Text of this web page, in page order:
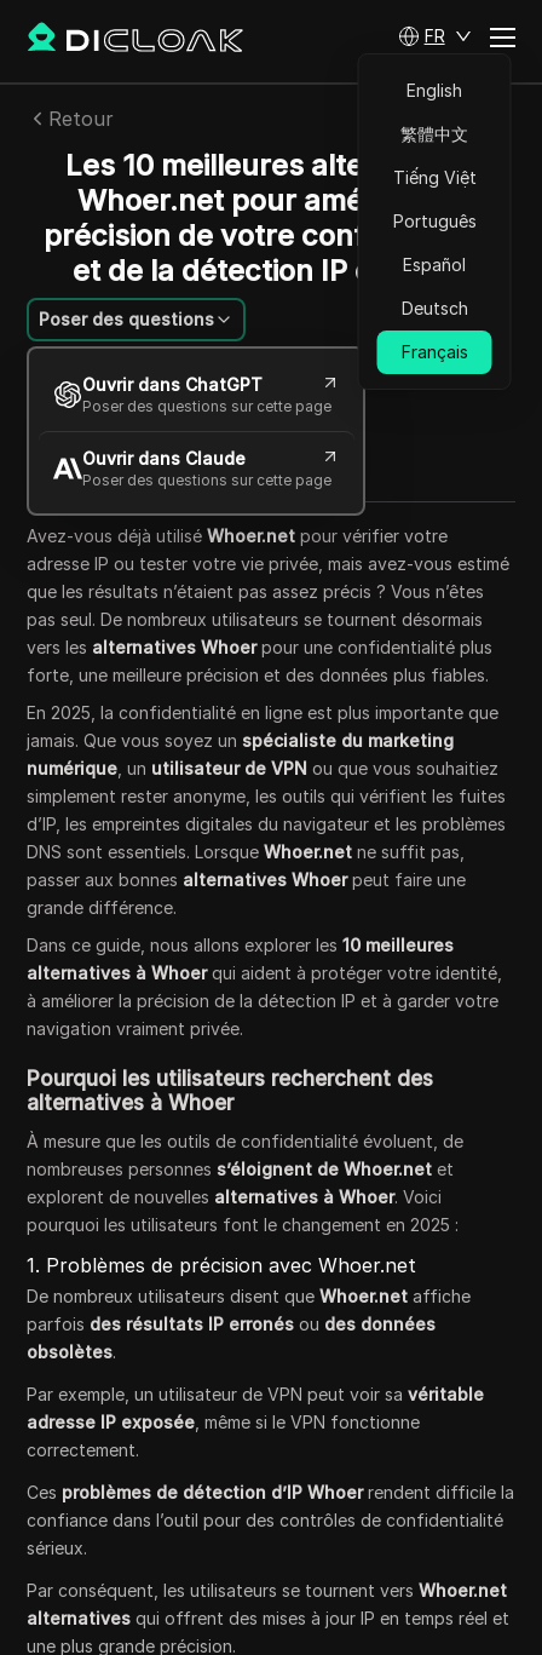
FR
English
繁體中文
Tiếng Việt
Português
Español
Deutsch
Français
Retour
Les 10 meilleures alternatives
Whoer.net pour améliorer la
précision de votre confidentialité
et de la détection IP en 2025
Poser des questions
Ouvrir dans ChatGPT
Poser des questions sur cette page
Ouvrir dans Claude
Poser des questions sur cette page
Felipe Moreira
14 oct. 2025 9 min de lecture
Copy Link
Avez-vous déjà utiliséWhoer.net pour vérifier votre
adresse IP ou tester votre vie privée, mais avez-vous estimé
que les résultats n’étaient pas assez précis ? Vous n’êtes
pas seul. De nombreux utilisateurs se tournent désormais
vers les alternatives Whoerpour une confidentialité plus
forte, une meilleure précision et des données plus fiables.
En 2025, la confidentialité en ligne est plus importante que
jamais. Que vous soyez un spécialiste du marketing
numérique , un utilisateur de VPN ou que vous souhaitiez
simplement rester anonyme, les outils qui vérifient les fuites
d’IP, les empreintes digitales du navigateur et les problèmes
DNS sont essentiels. LorsqueWhoer.net ne suffit pas,
passer aux bonnes alternatives Whoerpeut faire une
grande différence.
Dans ce guide, nous allons explorer les10 meilleures
alternatives à Whoerqui aident à protéger votre identité,
à améliorer la précision de la détection IP et à garder votre
navigation vraiment privée.
Pourquoi les utilisateurs recherchent des
alternatives à Whoer
À mesure que les outils de confidentialité évoluent, de
nombreuses personnes s’éloignent de Whoer.net et
explorent de nouvelles alternatives à Whoer. Voici
pourquoi les utilisateurs font le changement en 2025 :
1. Problèmes de précision avec Whoer.net
De nombreux utilisateurs disent queWhoer.net affiche
parfois des résultats IP erronés ou des données
obsolètes.
Par exemple, un utilisateur de VPN peut voir savéritable
adresse IP exposée , même si le VPN fonctionne
correctement.
Ces problèmes de détection d’IP Whoerrendent difficile la
confiance dans l’outil pour des contrôles de confidentialité
sérieux.
Par conséquent, les utilisateurs se tournent versWhoer.net
alternatives qui offrent des mises à jour IP en temps réel et
une plus grande précision.